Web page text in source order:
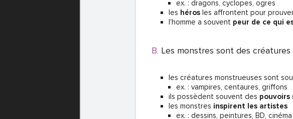
ex. : dragons, cyclopes, ogres
les hérosles affrontent pour
l'homme a souvent peur de ce qui
Les monstres sont des créatures
les créatures monstrueuses sont
ex. : vampires, centaures, griffons
ils possèdent souvent des pouvoirs
les monstres inspirent les artistes
ex. : dessins, peintures, BD, cinéma